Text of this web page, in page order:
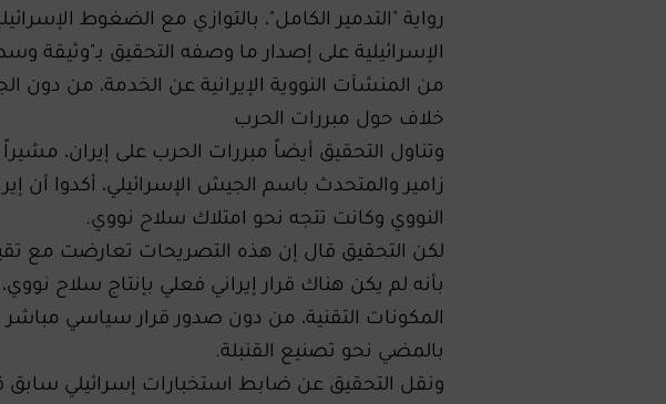
رواية "التدمير الكامل"، بالتوازي مع الضغوط
الإسرائيلية على إصدار ما وصفه التحقيق بـ"وثيقة
من المنشآت النووية الإيرانية عن الخدمة، من دون
خلاف حول مبررات الحرب
وتناول التحقيق أيضاً مبررات الحرب على إيران، مشيراً
زامير والمتحدث باسم الجيش الإسرائيلي، أكدوا
النووي وكانت تتجه نحو امتلاك سلاح نووي.
لكن التحقيق قال إن هذه التصريحات تعارضت مع
بأنه لم يكن هناك قرار إيراني فعلي بإنتاج سلاح
المكونات التقنية، من دون صدور قرار سياسي مباشر
بالمضي نحو تصنيع القنبلة.
ونقل التحقيق عن ضابط استخبارات إسرائيلي سابق